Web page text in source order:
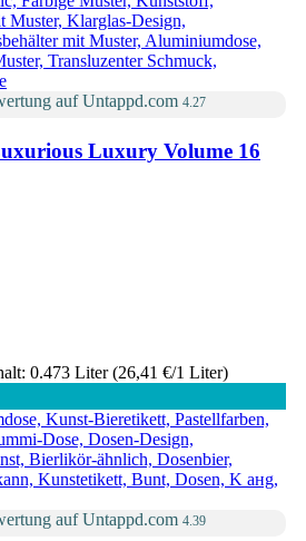
4.27
Luxury Volume 16
0.473 Liter (26,41 €/1 Liter)
4.39